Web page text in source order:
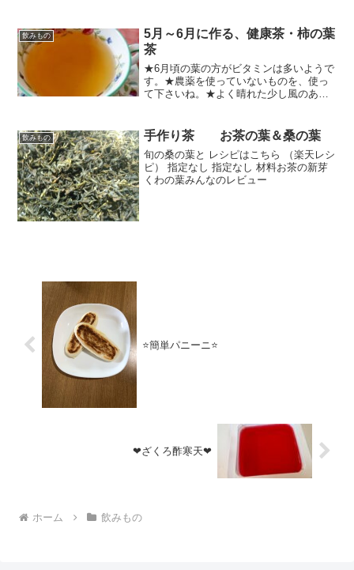
トコーヒー牛乳砂糖６０度のお湯氷みん
なのレビュー
飲みもの
5月～6月に作る、健康茶・柿の葉
茶
★6月頃の葉の方がビタミンは多いようで
す。★農薬を使っていないものを、使っ
て下さいね。★よく晴れた少し風のある
（新芽～6月頃までの柔らかい葉）みんな
のレビュ...
飲みもの 手作り茶 お茶の葉＆桑の葉
旬の桑の葉と レシピはこちら （楽天レシ
ピ） 指定なし 指定なし 材料お茶の新芽
くわの葉みんなのレビュー
⭐簡単パニーニ⭐
❤ざくろ酢寒天❤
ホーム 飲みもの